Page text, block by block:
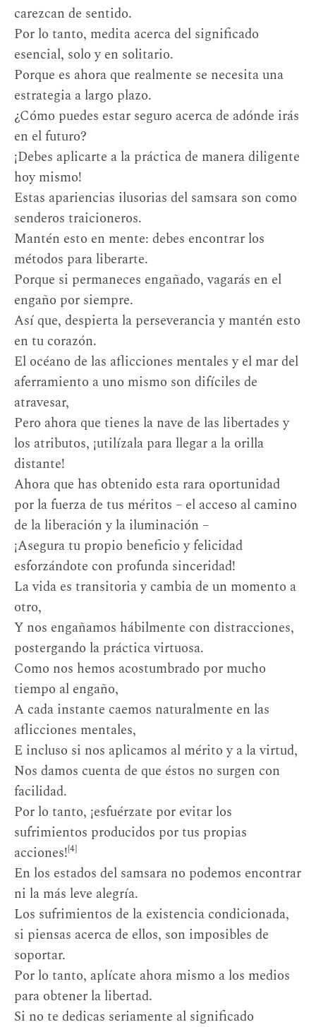
carezcan de sentido.
Por lo tanto, medita acerca del significado
esencial, solo y en solitario.
Porque es ahora que realmente se necesita una
estrategia a largo plazo.
¿Cómo puedes estar seguro acerca de adónde irás
en el futuro?
¡Debes aplicarte a la práctica de manera diligente
hoy mismo!
Estas apariencias ilusorias del samsara son como
senderos traicioneros.
Mantén esto en mente: debes encontrar los
métodos para liberarte.
Porque si permaneces engañado, vagarás en el
engaño por siempre.
Así que, despierta la perseverancia y mantén esto
en tu corazón.
El océano de las aflicciones mentales y el mar del
aferramiento a uno mismo son difíciles de
atravesar,
Pero ahora que tienes la nave de las libertades y
los atributos, ¡utilízala para llegar a la orilla
distante!
Ahora que has obtenido esta rara oportunidad
por la fuerza de tus méritos – el acceso al camino
de la liberación y la iluminación –
¡Asegura tu propio beneficio y felicidad
esforzándote con profunda sinceridad!
La vida es transitoria y cambia de un momento a
otro,
Y nos engañamos hábilmente con distracciones,
postergando la práctica virtuosa.
Como nos hemos acostumbrado por mucho
tiempo al engaño,
A cada instante caemos naturalmente en las
aflicciones mentales,
E incluso si nos aplicamos al mérito y a la virtud,
Nos damos cuenta de que éstos no surgen con
facilidad.
Por lo tanto, ¡esfuérzate por evitar los
sufrimientos producidos por tus propias
acciones![4]
En los estados del samsara no podemos encontrar
ni la más leve alegría.
Los sufrimientos de la existencia condicionada,
si piensas acerca de ellos, son imposibles de
soportar.
Por lo tanto, aplícate ahora mismo a los medios
para obtener la libertad.
Si no te dedicas seriamente al significado